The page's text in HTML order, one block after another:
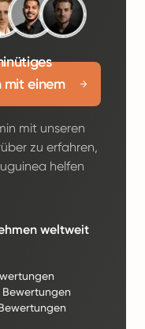
mit einem
mit unseren
zu erfahren,
helfen
weltweit
Bewertungen